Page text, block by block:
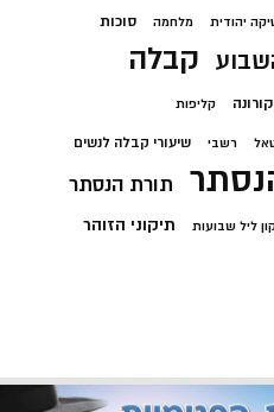
יהודית מלחמה סוכות
קבלה
קורונה קליפות
רשבי שיעורי קבלה לנשים
תורת הנסתר
ליל שבועות תיקוני הזוהר